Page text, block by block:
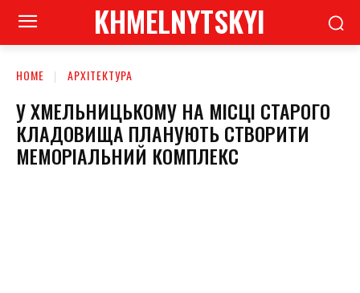
KHMELNYTSKYI
HOME АРХІТЕКТУРА
У ХМЕЛЬНИЦЬКОМУ НА МІСЦІ СТАРОГО
КЛАДОВИЩА ПЛАНУЮТЬ СТВОРИТИ
МЕМОРІАЛЬНИЙ КОМПЛЕКС